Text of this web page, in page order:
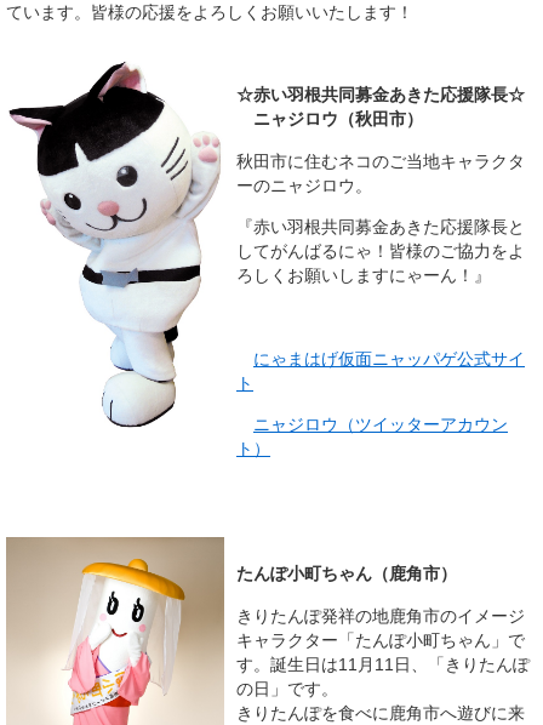
ています。皆様の応援をよろしくお願いいたします！
☆赤い羽根共同募金あきた応援隊長☆
ニャジロウ（秋田市）
秋田市に住むネコのご当地キャラクタ
ーのニャジロウ。
『赤い羽根共同募金あきた応援隊長と
してがんばるにゃ！皆様のご協力をよ
ろしくお願いしますにゃーん！』
にゃまはげ仮面ニャッパゲ公式サイ
ト
ニャジロウ（ツイッターアカウン
ト）
たんぽ小町ちゃん（鹿角市）
きりたんぽ発祥の地鹿角市のイメージ
キャラクター「たんぽ小町ちゃん」で
す。誕生日は11月11日、「きりたんぽ
の日」です。
きりたんぽを食べに鹿角市へ遊びに来